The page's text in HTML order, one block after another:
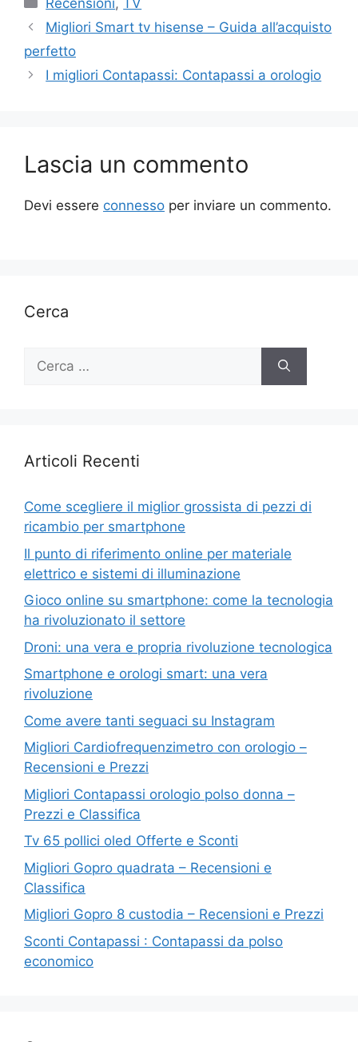
Migliori Smart tv hisense – Guida all’acquisto
perfetto
I migliori Contapassi: Contapassi a orologio
Lascia un commento
Devi essere connesso per inviare un commento.
Cerca
Ricerca
Articoli Recenti
Come scegliere il miglior grossista di pezzi di
ricambio per smartphone
Il punto di riferimento online per materiale
elettrico e sistemi di illuminazione
Gioco online su smartphone: come la tecnologia
ha rivoluzionato il settore
Droni: una vera e propria rivoluzione tecnologica
Smartphone e orologi smart: una vera
rivoluzione
Come avere tanti seguaci su Instagram
Migliori Cardiofrequenzimetro con orologio –
Recensioni e Prezzi
Migliori Contapassi orologio polso donna –
Prezzi e Classifica
Tv 65 pollici oled Offerte e Sconti
Migliori Gopro quadrata – Recensioni e
Classifica
Migliori Gopro 8 custodia – Recensioni e Prezzi
Sconti Contapassi : Contapassi da polso
economico